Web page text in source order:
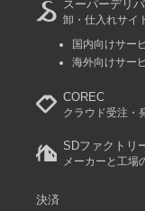
スーパーデリ
卸・仕入れサイ
国内向けサー
海外向けサー
COREC
クラウド受注・
SDファクトリ
メーカーと工場
決済